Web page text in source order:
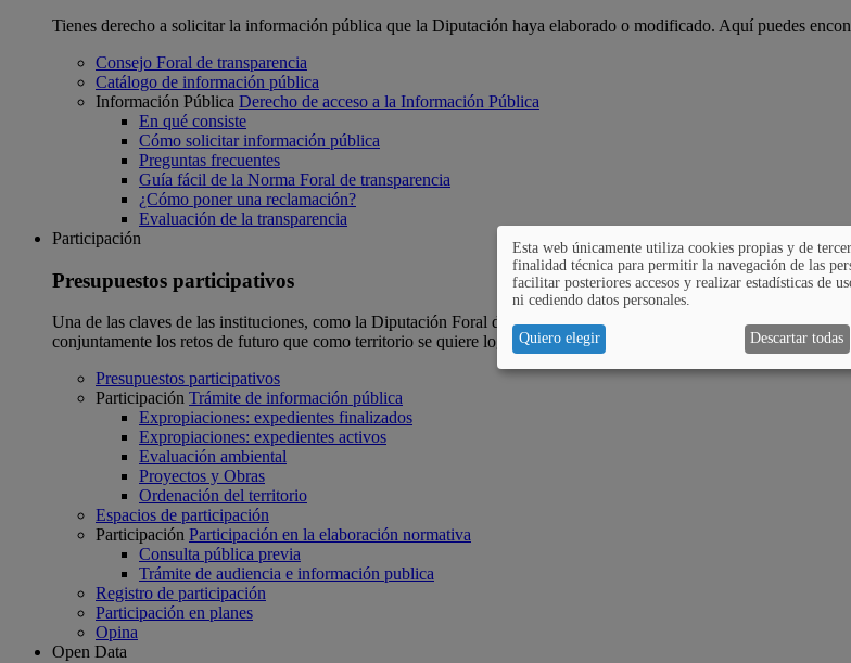
Tienes derecho a solicitar la información pública que la Diputación haya elaborado o modificado. Aquí puedes
Consejo Foral de transparencia
Catálogo de información pública
Información Pública Derecho de acceso a la Información Pública
En qué consiste
Cómo solicitar información pública
Preguntas frecuentes
Guía fácil de la Norma Foral de transparencia
¿Cómo poner una reclamación?
Evaluación de la transparencia
Participación
Presupuestos participativos
Una de las claves de las instituciones, como la Diputación Foral de Álava, es ampliar las oportunidades de
conjuntamente los retos de futuro que como territorio se quiere lograr.
Presupuestos participativos
Participación Trámite de información pública
Expropiaciones: expedientes finalizados
Expropiaciones: expedientes activos
Evaluación ambiental
Proyectos y Obras
Ordenación del territorio
Espacios de participación
Participación Participación en la elaboración normativa
Consulta pública previa
Trámite de audiencia e información publica
Registro de participación
Participación en planes
Opina
Open Data
Esta web únicamente utiliza cookies propias y de
finalidad técnica para permitir la navegación de las
facilitar posteriores accesos y realizar estadísticas de
ni cediendo datos personales.
Quiero elegir Descartar todas